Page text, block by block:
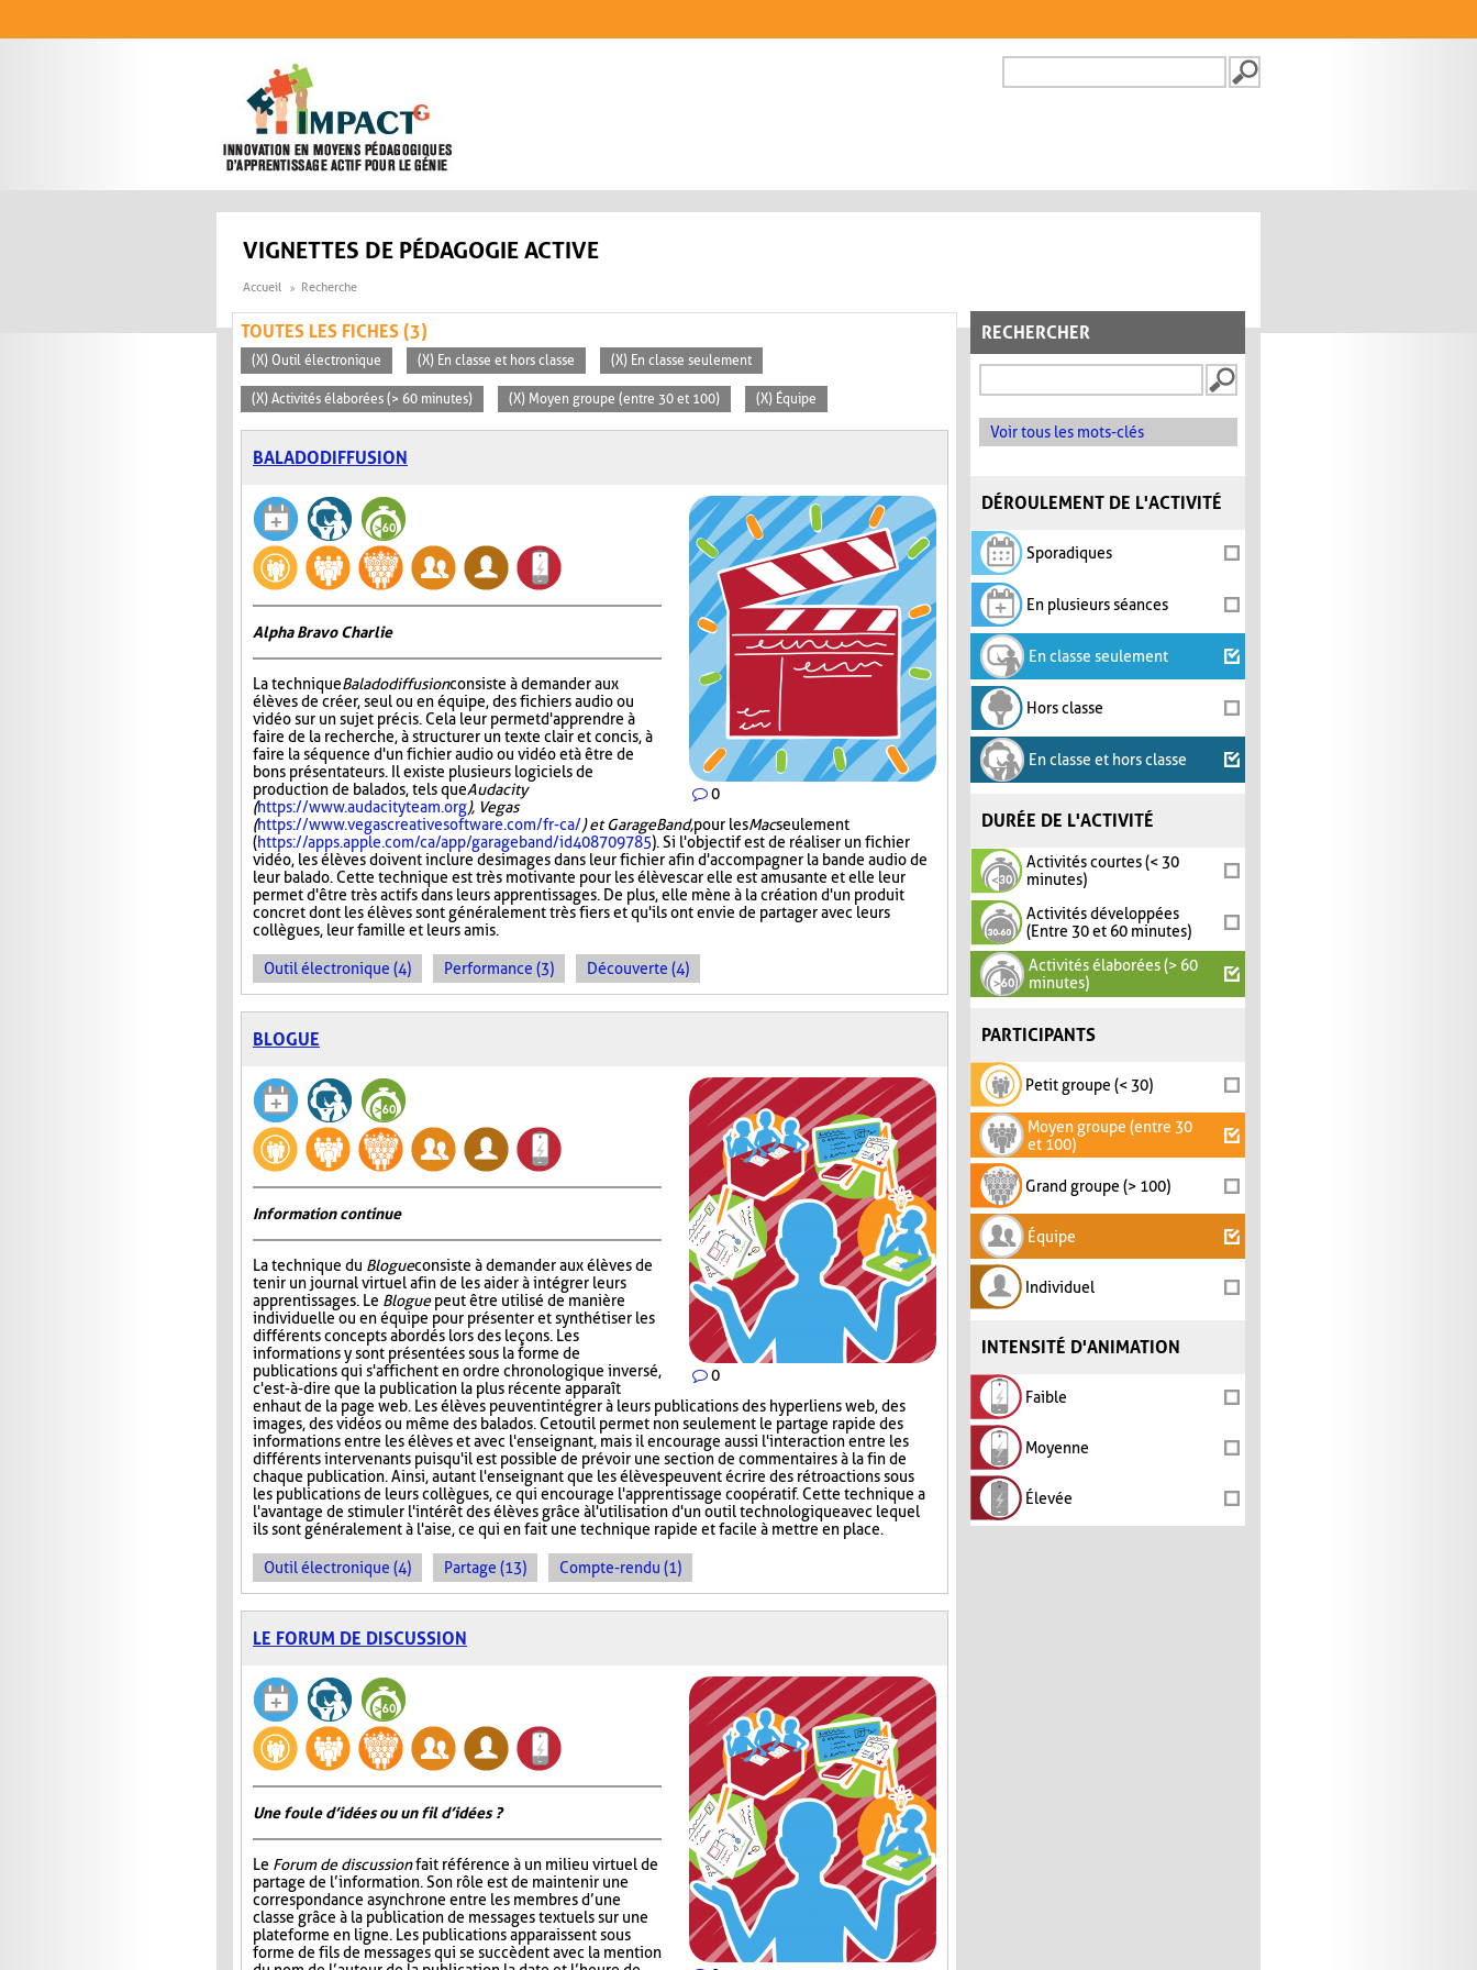
FORMULAIRE DE
VIGNETTES DE PÉDAGOGIE ACTIVE
Accueil Recherche
RECHERCHER
Voir tous les mots-clés
DÉROULEMENT DE L'ACTIVITÉ
Sporadiques
En plusieurs séances
En classe seulement
Hors classe
En classe et hors classe
DURÉE DE L'ACTIVITÉ
Activités courtes (< 30
minutes)
Activités développées
(Entre 30 et 60 minutes)
Activités élaborées (> 60
minutes)
PARTICIPANTS
Petit groupe (< 30)
Moyen groupe (entre 30
et 100)
Grand groupe (> 100)
Équipe
Individuel
INTENSITÉ D'ANIMATION
Faible
Moyenne
Élevée
TOUTES LES FICHES (3)
(X) Outil électronique (X) En classe et hors classe (X) En classe seulement
(X) Activités élaborées (> 60 minutes) (X) Moyen groupe (entre 30 et 100) (X) Équipe
BALADODIFFUSION
0
Alpha Bravo Charlie
La techniqueBaladodiffusionconsiste à demander aux
élèves de créer, seul ou en équipe, des fichiers audio ou
vidéo sur un sujet précis. Cela leur permet d'apprendre à
faire de la recherche, à structurer un texte clair et concis, à
faire la séquence d'un fichier audio ou vidéo et à être de
bons présentateurs. Il existe plusieurs logiciels de
production de balados, tels queAudacity
(https://www.audacityteam.org), Vegas
(https://www.vegascreativesoftware.com/fr-ca/) et GarageBand,pour lesMacseulement
(https://apps.apple.com/ca/app/garageband/id408709785). Si l'objectif est de réaliser un fichier
vidéo, les élèves doivent inclure des images dans leur fichier afin d'accompagner la bande audio de
leur balado. Cette technique est très motivante pour les élèves car elle est amusante et elle leur
permet d'être très actifs dans leurs apprentissages. De plus, elle mène à la création d'un produit
concret dont les élèves sont généralement très fiers et qu'ils ont envie de partager avec leurs
collègues, leur famille et leurs amis.
Outil électronique (4) Performance (3) Découverte (4)
BLOGUE
0
Information continue
La technique du Blogueconsiste à demander aux élèves de
tenir un journal virtuel afin de les aider à intégrer leurs
apprentissages. Le Bloguepeut être utilisé de manière
individuelle ou en équipe pour présenter et synthétiser les
différents concepts abordés lors des leçons. Les
informations y sont présentées sous la forme de
publications qui s'affichent en ordre chronologique inversé,
c'est-à-dire que la publication la plus récente apparaît
en haut de la page web. Les élèves peuvent intégrer à leurs publications des hyperliens web, des
images, des vidéos ou même des balados. Cet outil permet non seulement le partage rapide des
informations entre les élèves et avec l'enseignant, mais il encourage aussi l'interaction entre les
différents intervenants puisqu'il est possible de prévoir une section de commentaires à la fin de
chaque publication. Ainsi, autant l'enseignant que les élèves peuvent écrire des rétroactions sous
les publications de leurs collègues, ce qui encourage l'apprentissage coopératif. Cette technique a
l'avantage de stimuler l'intérêt des élèves grâce à l'utilisation d'un outil technologique avec lequel
ils sont généralement à l'aise, ce qui en fait une technique rapide et facile à mettre en place.
Outil électronique (4) Partage (13) Compte-rendu (1)
LE FORUM DE DISCUSSION
Une foule d’idées ou un fil d’idées ?
Le Forum de discussionfait référence à un milieu virtuel de
partage de l’information. Son rôle est de maintenir une
correspondance asynchrone entre les membres d’une
classe grâce à la publication de messages textuels sur une
plateforme en ligne. Les publications apparaissent sous
forme de fils de messages qui se succèdent avec la mention